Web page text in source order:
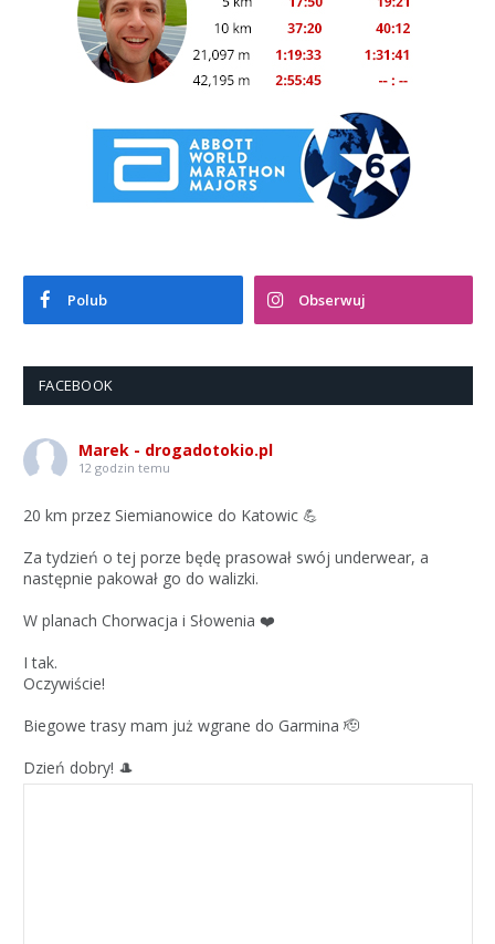
Polub Obserwuj
FACEBOOK
Marek - drogadotokio.pl
12 godzin temu
20 km przez Siemianowice do Katowic 💪
Za tydzień o tej porze będę prasował swój underwear, a
następnie pakował go do walizki.
W planach Chorwacja i Słowenia ❤️
I tak.
Oczywiście!
Biegowe trasy mam już wgrane do Garmina 🫡
Dzień dobry! 🎩